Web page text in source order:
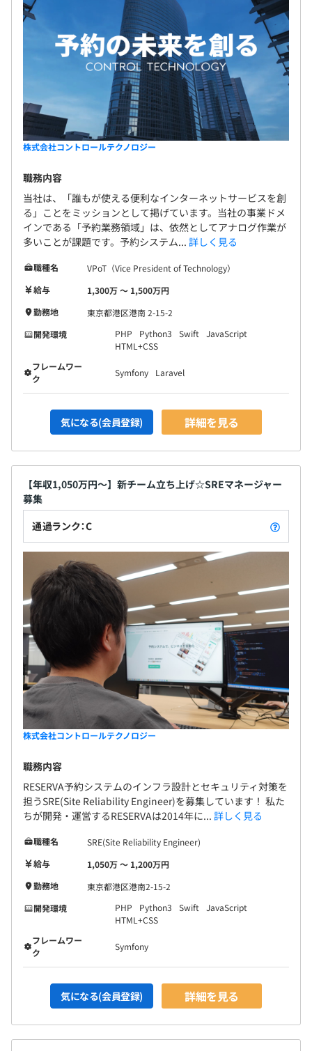
株式会社コントロールテクノロジー
職務内容
当社は、「誰もが使える便利なインターネットサービスを創
る」ことをミッションとして掲げています。当社の事業ドメ
インである「予約業務領域」は、依然としてアナログ作業が
多いことが課題です。予約システム... 詳しく見る
職種名
VPoT（Vice President of Technology）
給与
1,300万 〜 1,500万円
勤務地
東京都港区港南 2-15-2
開発環境
PHP Python3 Swift
JavaScript
HTML+CSS
フレームワー
ク
Symfony Laravel
気になる(会員登録) 詳細を見る
【年収1,050万円～】新チーム立ち上げ☆SREマネージャー
募集
通過ランク：C
株式会社コントロールテクノロジー
職務内容
RESERVA予約システムのインフラ設計とセキュリティ対策を
担うSRE(Site Reliability Engineer)を募集しています！ 私た
ちが開発・運営するRESERVAは2014年に... 詳しく見る
職種名
SRE(Site Reliability Engineer)
給与
1,050万 〜 1,200万円
勤務地
東京都港区港南2-15-2
開発環境
PHP Python3 Swift
JavaScript
HTML+CSS
フレームワー
ク
Symfony
気になる(会員登録) 詳細を見る